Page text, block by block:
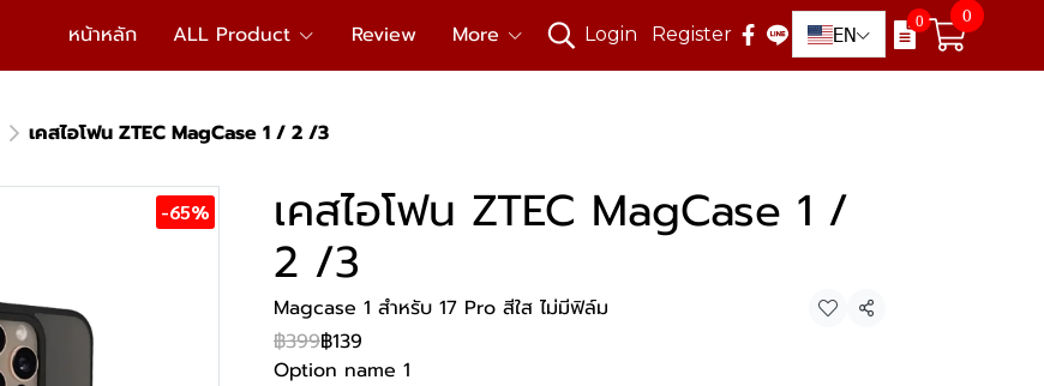
หน้าหลัก ALL Product Review More Login Register EN
0 0
เคสไอโฟน ZTEC MagCase 1 / 2 /3
-65% เคสไอโฟน ZTEC MagCase 1 /
2 /3
Magcase 1 สำหรับ 17 Pro สีใส ไม่มีฟิล์ม
Share
฿399฿139
Option name 1